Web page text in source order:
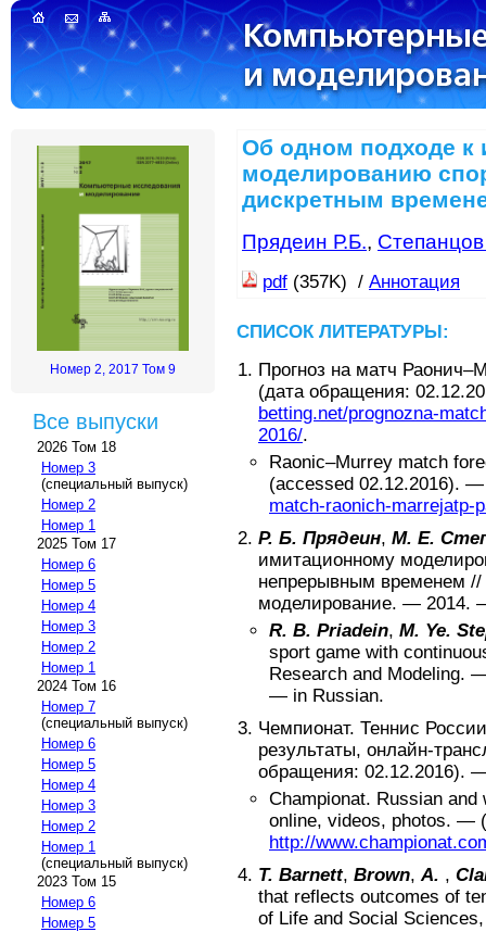
Номер 2, 2017 Том 9
Все выпуски
2026 Том 18
Номер 3
(специальный выпуск)
Номер 2
Номер 1
2025 Том 17
Номер 6
Номер 5
Номер 4
Номер 3
Номер 2
Номер 1
2024 Том 16
Номер 7
(специальный выпуск)
Номер 6
Номер 5
Номер 4
Номер 3
Номер 2
Номер 1
(специальный выпуск)
2023 Том 15
Номер 6
Номер 5
Об одном подходе к
моделированию
дискретным
Прядеин Р.Б.,
pdf (357K) / Аннотация
СПИСОК ЛИТЕРАТУРЫ:
Прогноз на матч
(дата обращения:
betting.net/prognozna-
2016/.
Raonic–Murrey match
(accessed 02.12.2016).
match-raonich-marrejatp-
Р. Б. Прядеин, М. Е.
имитационному
непрерывным временем //
моделирование. — 2014.
R. B. Priadein, M. Ye.
sport game with
Research and Modeling.
— in Russian.
Чемпионат. Теннис
результаты, онлайн-
обращения: 02.12.2016).
Championat. Russian
online, videos, photos. —
http://
T. Barnett, Brown,A. ,
that reflects outcomes of
of Life and Social